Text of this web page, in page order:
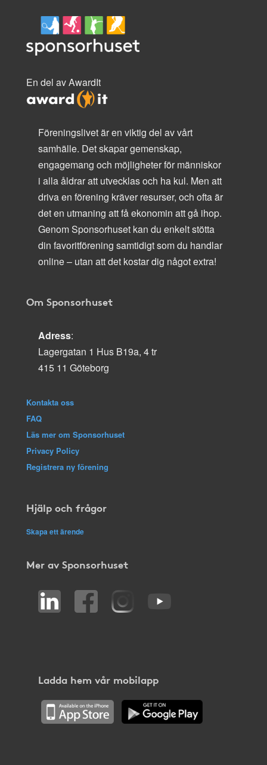
En del av AwardIt
Föreningslivet är en viktig del av vårt
samhälle. Det skapar gemenskap,
engagemang och möjligheter för människor
i alla åldrar att utvecklas och ha kul. Men att
driva en förening kräver resurser, och ofta är
det en utmaning att få ekonomin att gå ihop.
Genom Sponsorhuset kan du enkelt stötta
din favoritförening samtidigt som du handlar
online – utan att det kostar dig något extra!
Om Sponsorhuset
Adress:
Lagergatan 1 Hus B19a, 4 tr
415 11 Göteborg
Kontakta oss
FAQ
Läs mer om Sponsorhuset
Privacy Policy
Registrera ny förening
Hjälp och frågor
Skapa ett ärende
Mer av Sponsorhuset
Ladda hem vår mobilapp